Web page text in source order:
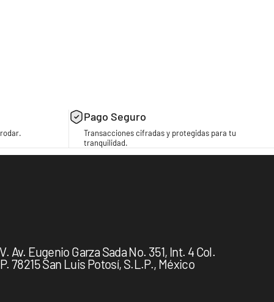
Pago Seguro
Transacciones cifradas y protegidas para tu
tranquilidad.
Av. Eugenio Garza Sada No. 351, Int. 4 Col.
78215 San Luis Potosí, S.L.P., México